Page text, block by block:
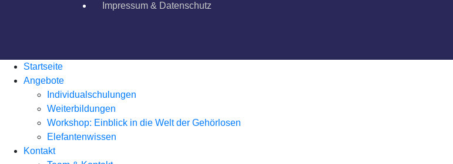
Impressum & Datenschutz
Startseite
Angebote
Individualschulungen
Weiterbildungen
Workshop: Einblick in die Welt der Gehörlosen
Elefantenwissen
Kontakt